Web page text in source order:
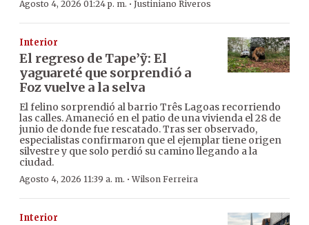
Agosto 4, 2026 01:24 p. m. · Justiniano Riveros
Interior
El regreso de Tape’ỹ: El
yaguareté que sorprendió a
Foz vuelve a la selva
El felino sorprendió al barrio Três Lagoas recorriendo
las calles. Amaneció en el patio de una vivienda el 28 de
junio de donde fue rescatado. Tras ser observado,
especialistas confirmaron que el ejemplar tiene origen
silvestre y que solo perdió su camino llegando a la
ciudad.
Agosto 4, 2026 11:39 a. m. ·Wilson Ferreira
Interior